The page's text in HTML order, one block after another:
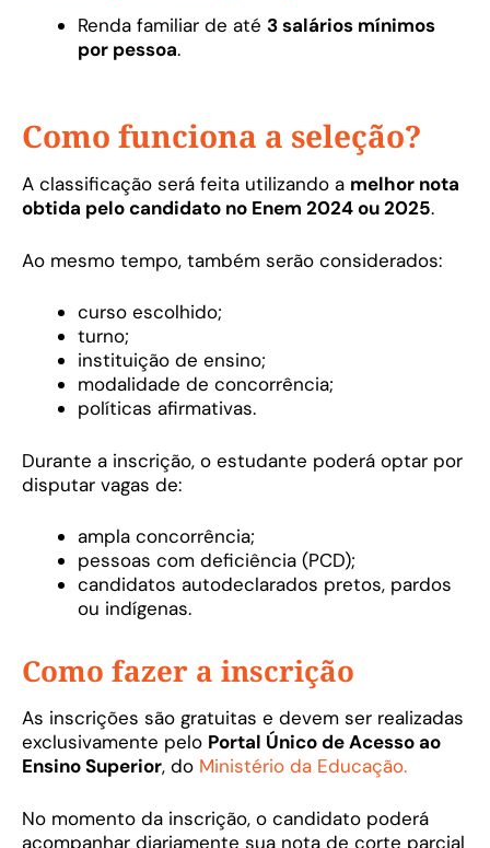
Renda familiar de até 3 salários mínimos
por pessoa.
Como funciona a seleção?
A classificação será feita utilizando a melhor nota
obtida pelo candidato no Enem 2024 ou 2025.
Ao mesmo tempo, também serão considerados:
curso escolhido;
turno;
instituição de ensino;
modalidade de concorrência;
políticas afirmativas.
Durante a inscrição, o estudante poderá optar por
disputar vagas de:
ampla concorrência;
pessoas com deficiência (PCD);
candidatos autodeclarados pretos, pardos
ou indígenas.
Como fazer a inscrição
As inscrições são gratuitas e devem ser realizadas
exclusivamente pelo Portal Único de Acesso ao
Ensino Superior, do Ministério da Educação.
No momento da inscrição, o candidato poderá
acompanhar diariamente sua nota de corte parcial